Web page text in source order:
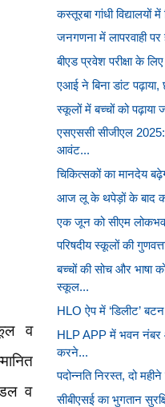
व
व
कस्तूरबा गांधी विद्यालयों
जनगणना में लापरवाही पर
बीएड प्रवेश परीक्षा के
एआई ने बिना डांट
स्कूलों में बच्चों को पढ़ाया
एसएससी सीजीएल 2025:
आवंट...
चिकित्सकों का मानदेय
आज लू के थपेड़ों के बाद
एक जून को सीएम
परिषदीय स्कूलों की
बच्चों की सोच और भाषा
स्कूल...
HLO ऐप में ‘डिलीट’
HLP APP में भवन नंबर
करने...
पदोन्नति निरस्त, दो
सीबीएसई का भुगतान